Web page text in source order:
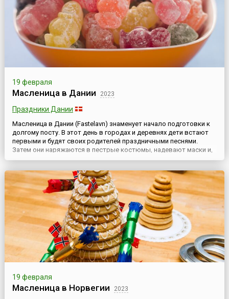
19 февраля
Масленица в Дании 2023
Праздники Дании
Масленица в Дании (Fastelavn) знаменует начало подготовки к
долгому посту. В этот день в городах и деревнях дети встают
первыми и будят своих родителей праздничными песнями.
Затем они наряжаются в пестрые костюмы, надевают маски и,
взяв в руки березовые ветки Fastelavnsris, украшенные яркой
что горожане наполнят их коробки сладостями...
19 февраля
Масленица в Норвегии 2023